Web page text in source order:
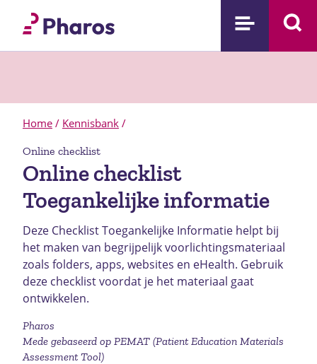
Home / Kennisbank /
Online checklist
Online checklist
Toegankelijke informatie
Deze Checklist Toegankelijke Informatie helpt bij
het maken van begrijpelijk voorlichtingsmateriaal
zoals folders, apps, websites en eHealth. Gebruik
deze checklist voordat je het materiaal gaat
ontwikkelen.
Pharos
Mede gebaseerd op PEMAT (Patient Education Materials
Assessment Tool)